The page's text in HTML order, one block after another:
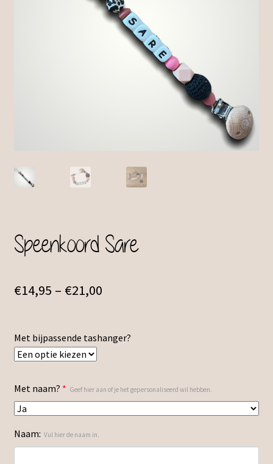
Speenkoord Sare
€14,95 – €21,00
Met bijpassende tashanger?
Met naam? * Geef hier aan of je het gepersonaliseerd wil hebben.
Naam: Vul hier de naam in.